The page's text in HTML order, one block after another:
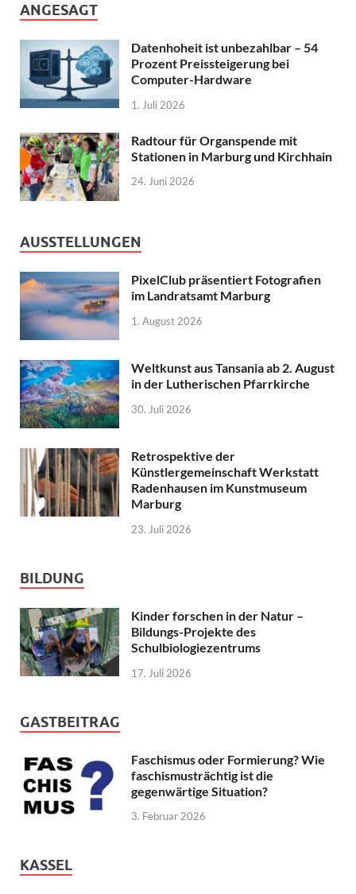
ANGESAGT
Datenhoheit ist unbezahlbar – 54
Prozent Preissteigerung bei
Computer-Hardware
1. Juli 2026
Radtour für Organspende mit
Stationen in Marburg und Kirchhain
24. Juni 2026
AUSSTELLUNGEN
PixelClub präsentiert Fotografien
im Landratsamt Marburg
1. August 2026
Weltkunst aus Tansania ab 2. August
in der Lutherischen Pfarrkirche
30. Juli 2026
Retrospektive der
Künstlergemeinschaft Werkstatt
Radenhausen im Kunstmuseum
Marburg
23. Juli 2026
BILDUNG
Kinder forschen in der Natur –
Bildungs-Projekte des
Schulbiologiezentrums
17. Juli 2026
GASTBEITRAG
Faschismus oder Formierung? Wie
faschismusträchtig ist die
gegenwärtige Situation?
3. Februar 2026
KASSEL